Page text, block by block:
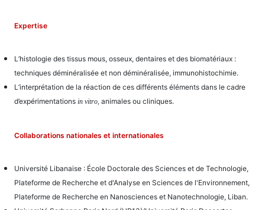
Expertise
L’histologie des tissus mous, osseux, dentaires et des biomatériaux :
techniques déminéralisée et non déminéralisée, immunohistochimie.
L’interprétation de la réaction de ces différents éléments dans le cadre
d’expérimentations in vitro, animales ou cliniques.
Collaborations nationales et internationales
Université Libanaise : École Doctorale des Sciences et de Technologie,
Plateforme de Recherche et d'Analyse en Sciences de l'Environnement,
Plateforme de Recherche en Nanosciences et Nanotechnologie, Liban.